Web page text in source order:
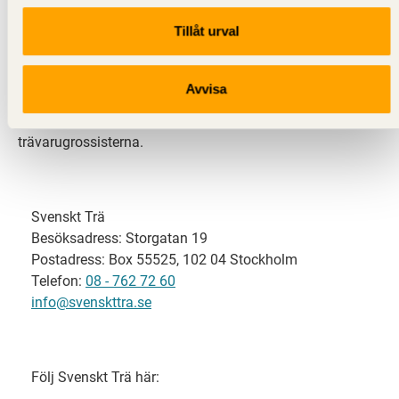
Tillåt urval
Avvisa
Svenskt Trä representerar svensk sågverksindustri
och är en del av branschorganisationen
svensk limträ-, KL-trä- och förpackningsindustri samt
trävarugrossisterna.
Svenskt Trä
Besöksadress: Storgatan 19
Postadress: Box 55525, 102 04 Stockholm
Telefon: 08 - 762 72 60
info@svenskttra.se
Följ Svenskt Trä här: